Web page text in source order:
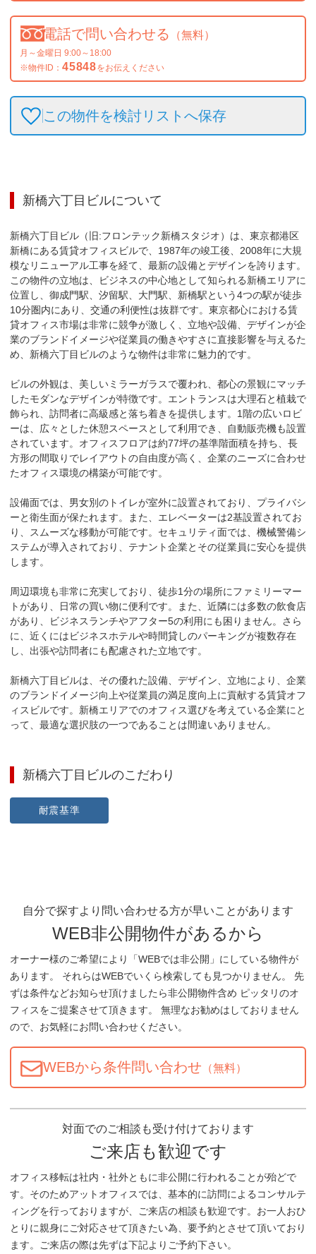
電話で問い合わせる （無料）
月～金曜日 9:00～18:00
※物件ID： 45848をお伝えください
この物件を検討リストへ保存
新橋六丁目ビルについて
新橋六丁目ビル（旧:フロンテック新橋スタジオ）は、東京都港区
新橋にある賃貸オフィスビルで、1987年の竣工後、2008年に大規
模なリニューアル工事を経て、最新の設備とデザインを誇ります。
この物件の立地は、ビジネスの中心地として知られる新橋エリアに
位置し、御成門駅、汐留駅、大門駅、新橋駅という4つの駅が徒歩
10分圏内にあり、交通の利便性は抜群です。東京都心における賃
貸オフィス市場は非常に競争が激しく、立地や設備、デザインが企
業のブランドイメージや従業員の働きやすさに直接影響を与えるた
め、新橋六丁目ビルのような物件は非常に魅力的です。
ビルの外観は、美しいミラーガラスで覆われ、都心の景観にマッチ
したモダンなデザインが特徴です。エントランスは大理石と植栽で
飾られ、訪問者に高級感と落ち着きを提供します。1階の広いロビ
ーは、広々とした休憩スペースとして利用でき、自動販売機も設置
されています。オフィスフロアは約77坪の基準階面積を持ち、長
方形の間取りでレイアウトの自由度が高く、企業のニーズに合わせ
たオフィス環境の構築が可能です。
設備面では、男女別のトイレが室外に設置されており、プライバシ
ーと衛生面が保たれます。また、エレベーターは2基設置されてお
り、スムーズな移動が可能です。セキュリティ面では、機械警備シ
ステムが導入されており、テナント企業とその従業員に安心を提供
します。
周辺環境も非常に充実しており、徒歩1分の場所にファミリーマー
トがあり、日常の買い物に便利です。また、近隣には多数の飲食店
があり、ビジネスランチやアフター5の利用にも困りません。さら
に、近くにはビジネスホテルや時間貸しのパーキングが複数存在
し、出張や訪問者にも配慮された立地です。
新橋六丁目ビルは、その優れた設備、デザイン、立地により、企業
のブランドイメージ向上や従業員の満足度向上に貢献する賃貸オフ
ィスビルです。新橋エリアでのオフィス選びを考えている企業にと
って、最適な選択肢の一つであることは間違いありません。
新橋六丁目ビルのこだわり
耐震基準
自分で探すより問い合わせる方が早いことがあります
WEB非公開物件があるから
オーナー様のご希望により「WEBでは非公開」にしている物件が
あります。 それらはWEBでいくら検索しても見つかりません。 先
ずは条件などお知らせ頂けましたら非公開物件含め ピッタリのオ
フィスをご提案させて頂きます。 無理なお勧めはしておりません
ので、お気軽にお問い合わせください。
WEBから条件問い合わせ （無料）
対面でのご相談も受け付けております
ご来店も歓迎です
オフィス移転は社内・社外ともに非公開に行われることが殆どで
す。そのためアットオフィスでは、基本的に訪問によるコンサルテ
ィングを行っておりますが、ご来店の相談も歓迎です。お一人おひ
とりに親身にご対応させて頂きたい為、要予約とさせて頂いており
ます。ご来店の際は先ずは下記よりご予約下さい。